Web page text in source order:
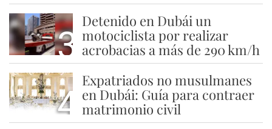
3
Detenido en Dubái un
motociclista por realizar
acrobacias a más de 290 km/h
4
Expatriados no musulmanes
en Dubái: Guía para contraer
matrimonio civil